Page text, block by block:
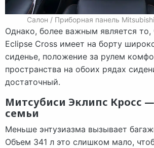
Салон / Приборная панель
Однако, более важным является то,
Eclipse Cross имеет на борту
сиденье, положение за рулем
пространства на обоих рядах
достаточный.
Митсубиси Эклипс Кросс
семьи
Меньше энтузиазма вызывает
Объем 341 л это слишком мало,